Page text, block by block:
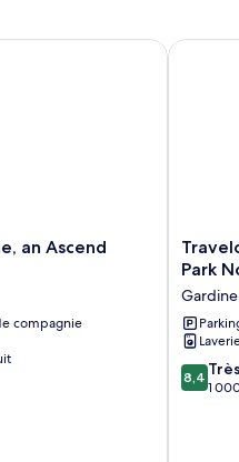
an Ascend
compagnie
Ascend Collection Hotel
by
Park
North
Park
8.4
sur
8,4
1